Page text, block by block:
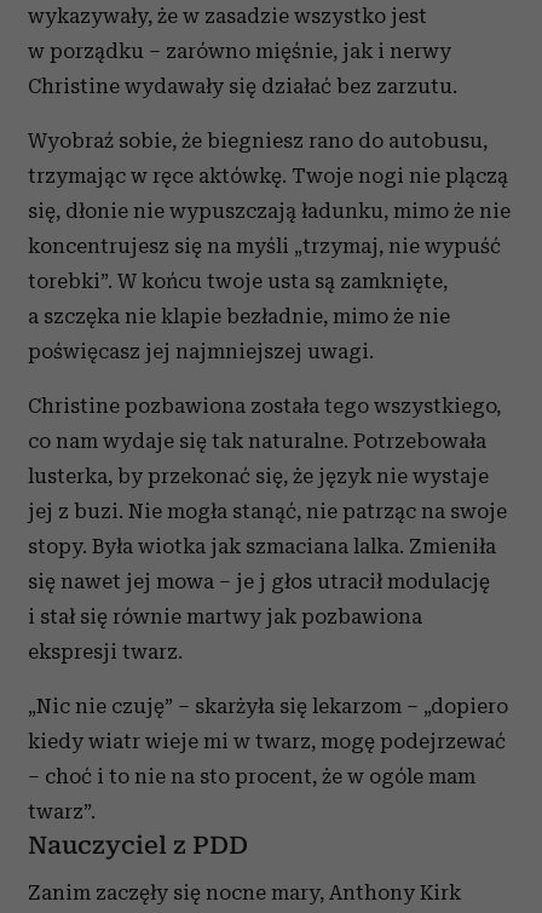
wykazywały, że w zasadzie wszystko jest
w porządku – zarówno mięśnie, jak i nerwy
Christine wydawały się działać bez zarzutu.
Wyobraź sobie, że biegniesz rano do autobusu,
trzymając w ręce aktówkę. Twoje nogi nie plączą
się, dłonie nie wypuszczają ładunku, mimo że nie
koncentrujesz się na myśli „trzymaj, nie wypuść
torebki”. W końcu twoje usta są zamknięte,
a szczęka nie klapie bezładnie, mimo że nie
poświęcasz jej najmniejszej uwagi.
Christine pozbawiona została tego wszystkiego,
co nam wydaje się tak naturalne. Potrzebowała
lusterka, by przekonać się, że język nie wystaje
jej z buzi. Nie mogła stanąć, nie patrząc na swoje
stopy. Była wiotka jak szmaciana lalka. Zmieniła
się nawet jej mowa – je j głos utracił modulację
i stał się równie martwy jak pozbawiona
ekspresji twarz.
„Nic nie czuję” – skarżyła się lekarzom – „dopiero
kiedy wiatr wieje mi w twarz, mogę podejrzewać
– choć i to nie na sto procent, że w ogóle mam
twarz”.
Nauczyciel z PDD
Zanim zaczęły się nocne mary, Anthony Kirk